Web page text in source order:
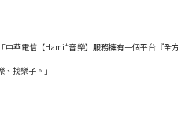
中華電信【Hami+音樂】服務擁有一個平台『全
、找樂子。」